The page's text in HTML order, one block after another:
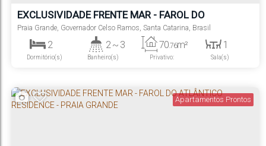
EXCLUSIVIDADE FRENTE MAR - FAROL DO
ATLÂNTICO RESIDENCE - PRAIA GRANDE
Praia Grande, Governador Celso Ramos, Santa Catarina, Brasil
2
Dormitório(s)
2 ~ 3
Banheiro(s) Privativo:
70.76m² 1
Sala(s)
Apartamentos Prontos